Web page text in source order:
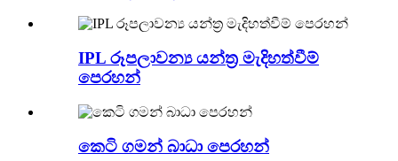
IPL රූපලාවන්‍ය යන්ත්‍ර මැදිහත්වීම්
පෙරහන්
කෙටි ගමන් බාධා පෙරහන්